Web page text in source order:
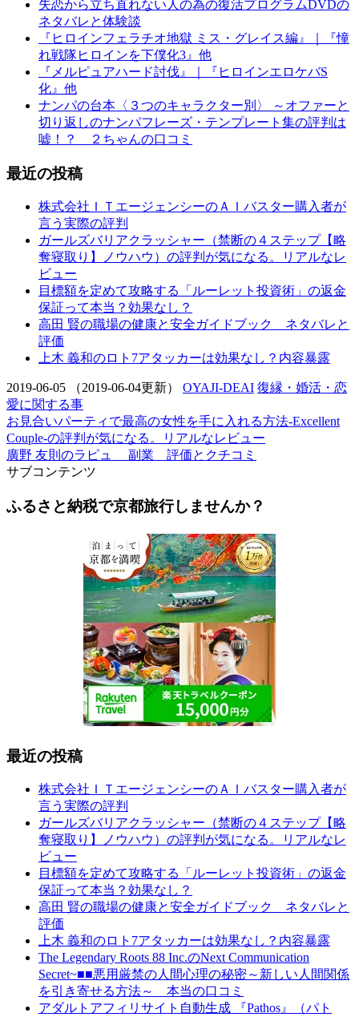
失恋から立ち直れない人の為の復活プログラムDVDの
ネタバレと体験談
『ヒロインフェラチオ地獄 ミス・グレイス編』｜『憧
れ戦隊ヒロインを下僕化3』他
『メルピュアハード討伐』｜『ヒロインエロケバS
化』他
ナンパの台本〈３つのキャラクター別〉 ～オファーと
切り返しのナンパフレーズ・テンプレート集の評判は
嘘！？ ２ちゃんの口コミ
最近の投稿
株式会社ＩＴエージェンシーのＡＩバスター購入者が
言う実際の評判
ガールズバリアクラッシャー（禁断の４ステップ【略
奪寝取り】ノウハウ）の評判が気になる。リアルなレ
ビュー
目標額を定めて攻略する「ルーレット投資術」の返金
保証って本当？効果なし？
高田 賢の職場の健康と安全ガイドブック ネタバレと
評価
上木 義和のロト7アタッカーは効果なし？内容暴露
2019-06-05 （2019-06-04更新） OYAJI-DEAI 復縁・婚活・恋
愛に関する事
お見合いパーティで最高の女性を手に入れる方法-Excellent
Couple-の評判が気になる。リアルなレビュー
廣野 友則のラピュ 副業 評価とクチコミ
サブコンテンツ
ふるさと納税で京都旅行しませんか？
最近の投稿
株式会社ＩＴエージェンシーのＡＩバスター購入者が
言う実際の評判
ガールズバリアクラッシャー（禁断の４ステップ【略
奪寝取り】ノウハウ）の評判が気になる。リアルなレ
ビュー
目標額を定めて攻略する「ルーレット投資術」の返金
保証って本当？効果なし？
高田 賢の職場の健康と安全ガイドブック ネタバレと
評価
上木 義和のロト7アタッカーは効果なし？内容暴露
The Legendary Roots 88 Inc.のNext Communication
Secret~■■悪用厳禁の人間心理の秘密～新しい人間関係
を引き寄せる方法～ 本当の口コミ
アダルトアフィリサイト自動生成 『Pathos』（パト